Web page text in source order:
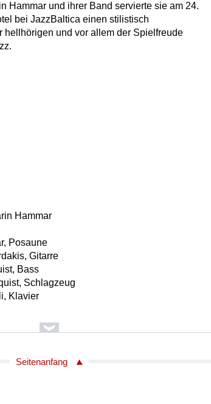
Hammar und ihrer Band servierte sie am 24.
bei JazzBaltica einen stilistisch
hellhörigen und vor allem der Spielfreude
Hammar
Posaune
Gitarre
Bass
Schlagzeug
Klavier
Gitarre
Seitenanfang